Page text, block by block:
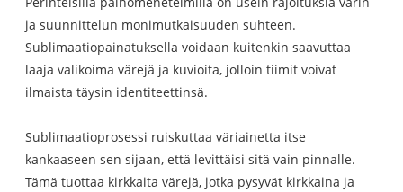
ja suunnittelun monimutkaisuuden suhteen.
Sublimaatiopainatuksella voidaan kuitenkin saavuttaa
laaja valikoima värejä ja kuvioita, jolloin tiimit voivat
ilmaista täysin identiteettinsä.
Sublimaatioprosessi ruiskuttaa väriainetta itse
kankaaseen sen sijaan, että levittäisi sitä vain pinnalle.
Tämä tuottaa kirkkaita värejä, jotka pysyvät kirkkaina ja